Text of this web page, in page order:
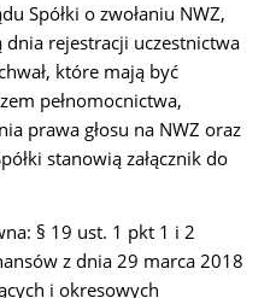
Spółki o zwołaniu NWZ,
rejestracji uczestnictwa
które mają być
pełnomocnictwa,
prawa głosu na NWZ oraz
stanowią załącznik do
§ 19 ust. 1 pkt 1 i 2
z dnia 29 marca 2018
i okresowych